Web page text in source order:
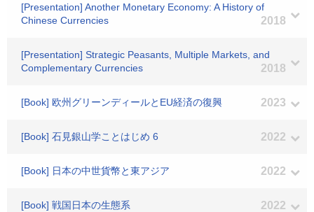
[Presentation] Another Monetary Economy: A History of
Chinese Currencies
2018
[Presentation] Strategic Peasants, Multiple Markets, and
Complementary Currencies
2018
[Book] 欧州グリーンディールとEU経済の復興 2023
[Book] 石見銀山学ことはじめ 6 2022
[Book] 日本の中世貨幣と東アジア 2022
[Book] 戦国日本の生態系 2022